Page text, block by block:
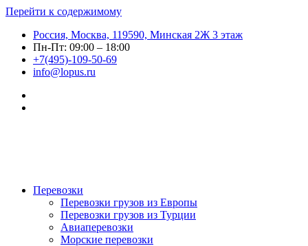
Перейти к содержимому
Россия, Москва, 119590, Минская 2Ж 3 этаж
Пн-Пт: 09:00 – 18:00
+7(495)-109-50-69
info@lopus.ru
Перевозки
Перевозки грузов из Европы
Перевозки грузов из Турции
Авиаперевозки
Морские перевозки